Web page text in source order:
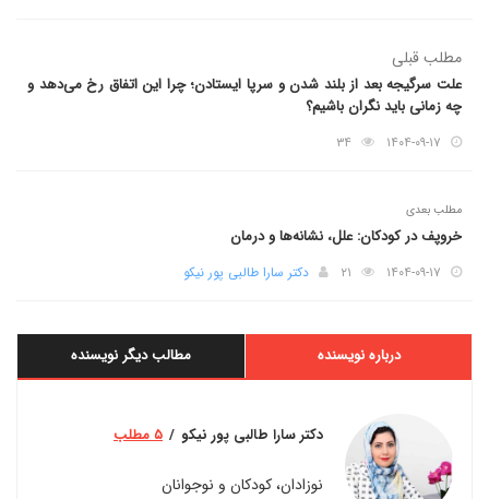
مطلب قبلی
علت سرگیجه بعد از بلند شدن و سرپا ایستادن؛ چرا این اتفاق رخ می‌دهد و
چه زمانی باید نگران باشیم؟
۱۴۰۴-۰۹-۱۷ ۳۴
مطلب بعدی
خروپف در کودکان: علل، نشانه‌ها و درمان
۱۴۰۴-۰۹-۱۷ ۲۱ دکتر سارا طالبی پور نیکو
مطالب دیگر نویسنده درباره نویسنده
دکتر سارا طالبی پور نیکو ۵ مطلب
نوزادان، کودکان و نوجوانان